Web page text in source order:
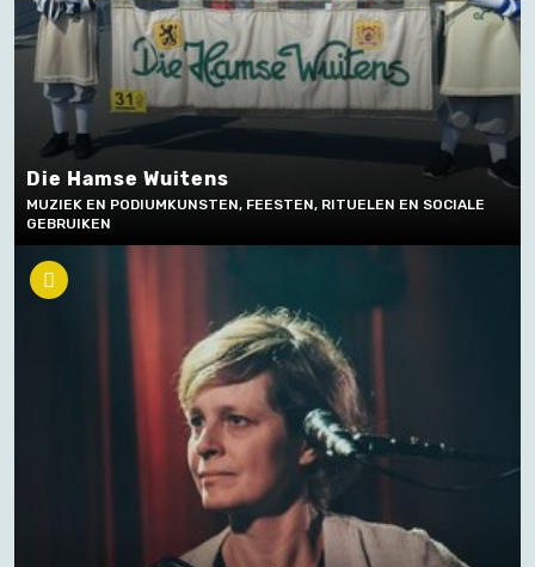
Die Hamse Wuitens
MUZIEK EN PODIUMKUNSTEN, FEESTEN, RITUELEN EN SOCIALE
GEBRUIKEN